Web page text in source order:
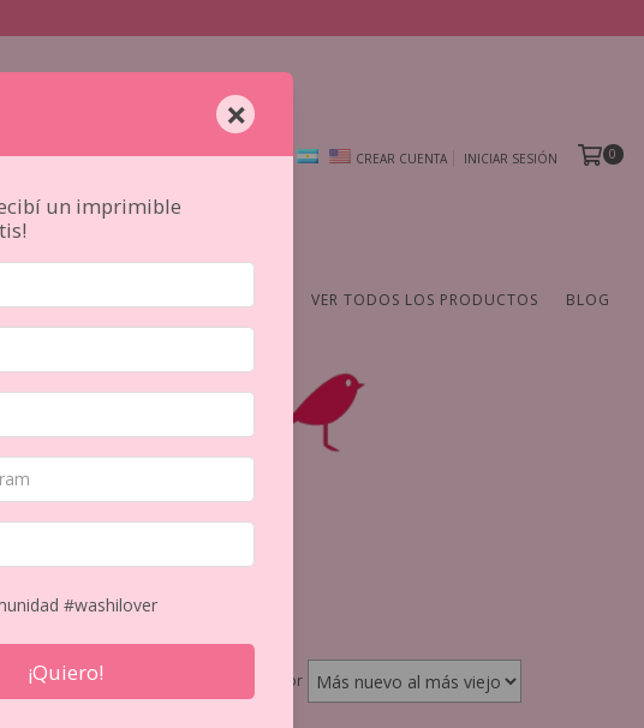
CREAR CUENTA INICIAR SESIÓN 0
DE AUTOR VER TODOS LOS PRODUCTOS BLOG
también los transfers más lindos
Ordenar por
×
un imprimible
#washilover
¡Quiero!